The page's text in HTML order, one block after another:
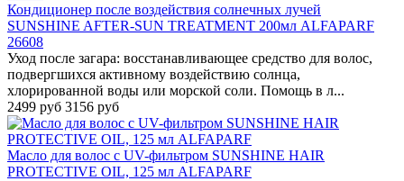
Кондиционер после воздействия солнечных лучей
SUNSHINE AFTER-SUN TREATMENT 200мл ALFAPARF
26608
Уход после загара: восстанавливающее средство для волос,
подвергшихся активному воздействию солнца,
хлорированной воды или морской соли. Помощь в л...
2499 руб 3156 руб
Масло для волос с UV-фильтром SUNSHINE HAIR
PROTECTIVE OIL, 125 мл ALFAPARF